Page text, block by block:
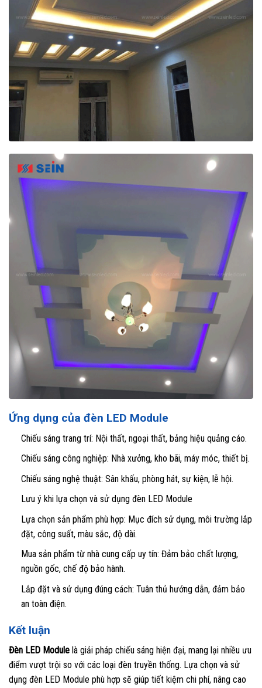
Ứng dụng của đèn LED Module
Chiếu sáng trang trí: Nội thất, ngoại thất, bảng hiệu quảng cáo.
Chiếu sáng công nghiệp: Nhà xưởng, kho bãi, máy móc, thiết bị.
Chiếu sáng nghệ thuật: Sân khấu, phòng hát, sự kiện, lễ hội.
Lưu ý khi lựa chọn và sử dụng đèn LED Module
Lựa chọn sản phẩm phù hợp: Mục đích sử dụng, môi trường lắp
đặt, công suất, màu sắc, độ dài.
Mua sản phẩm từ nhà cung cấp uy tín: Đảm bảo chất lượng,
nguồn gốc, chế độ bảo hành.
Lắp đặt và sử dụng đúng cách: Tuân thủ hướng dẫn, đảm bảo
an toàn điện.
Kết luận
Đèn LED Module là giải pháp chiếu sáng hiện đại, mang lại nhiều ưu
điểm vượt trội so với các loại đèn truyền thống. Lựa chọn và sử
dụng đèn LED Module phù hợp sẽ giúp tiết kiệm chi phí, nâng cao